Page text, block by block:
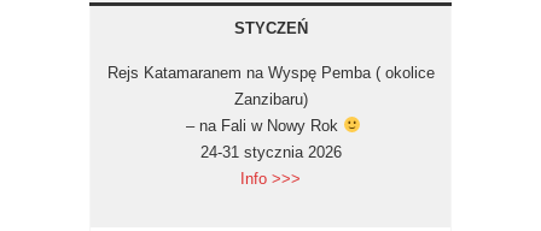
STYCZEŃ
Rejs Katamaranem na Wyspę Pemba ( okolice
Zanzibaru)
– na Fali w Nowy Rok
24-31 stycznia 2026
Info >>>